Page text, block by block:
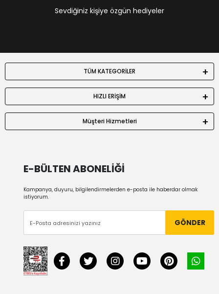
Sevdiğiniz kişiye özgün hediyeler
TÜM KATEGORİLER
HIZLI ERİŞİM
Müşteri Hizmetleri
E-BÜLTEN ABONELİĞİ
Kampanya, duyuru, bilgilendirmelerden e-posta ile haberdar olmak
istiyorum.
GÖNDER